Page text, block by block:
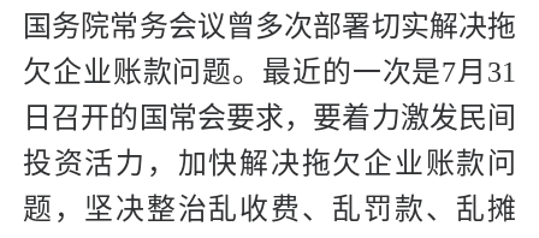
国务院常务会议曾多次部署切实解决拖
欠企业账款问题。最近的一次是7月31
日召开的国常会要求，要着力激发民间
投资活力，加快解决拖欠企业账款问
题，坚决整治乱收费、乱罚款、乱摊